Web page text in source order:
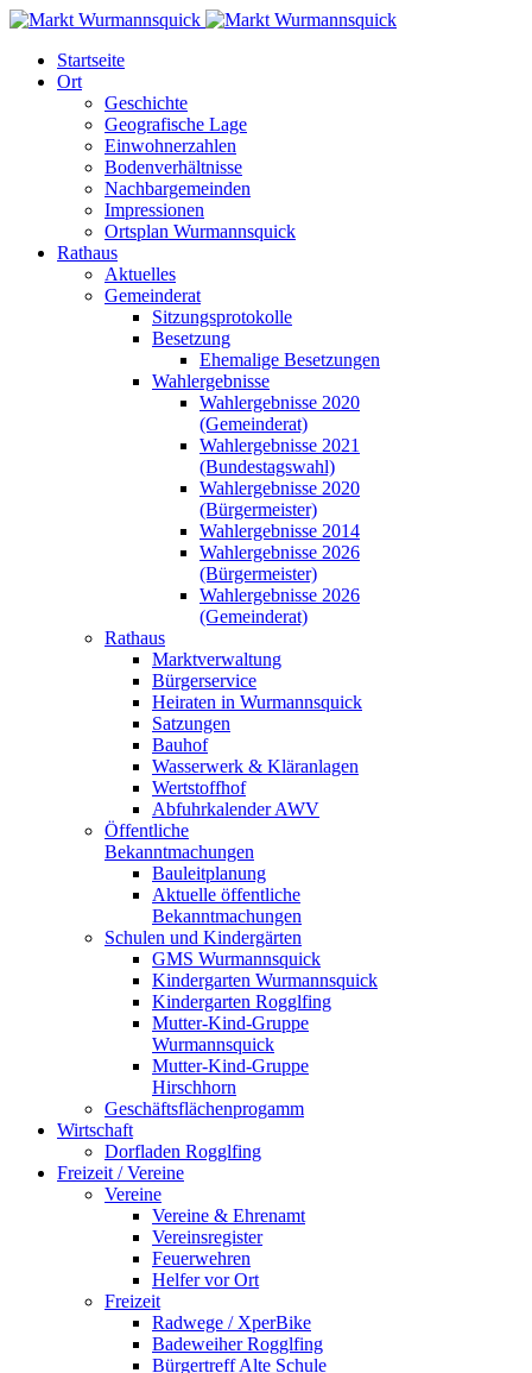
Startseite
Ort
Geschichte
Geografische Lage
Einwohnerzahlen
Bodenverhältnisse
Nachbargemeinden
Impressionen
Ortsplan Wurmannsquick
Rathaus
Aktuelles
Gemeinderat
Sitzungsprotokolle
Besetzung
Ehemalige Besetzungen
Wahlergebnisse
Wahlergebnisse 2020
(Gemeinderat)
Wahlergebnisse 2021
(Bundestagswahl)
Wahlergebnisse 2020
(Bürgermeister)
Wahlergebnisse 2014
Wahlergebnisse 2026
(Bürgermeister)
Wahlergebnisse 2026
(Gemeinderat)
Rathaus
Marktverwaltung
Bürgerservice
Heiraten in Wurmannsquick
Satzungen
Bauhof
Wasserwerk & Kläranlagen
Wertstoffhof
Abfuhrkalender AWV
Öffentliche
Bekanntmachungen
Bauleitplanung
Aktuelle öffentliche
Bekanntmachungen
Schulen und Kindergärten
GMS Wurmannsquick
Kindergarten Wurmannsquick
Kindergarten Rogglfing
Mutter-Kind-Gruppe
Wurmannsquick
Mutter-Kind-Gruppe
Hirschhorn
Geschäftsflächenprogamm
Wirtschaft
Dorfladen Rogglfing
Freizeit / Vereine
Vereine
Vereine & Ehrenamt
Vereinsregister
Feuerwehren
Helfer vor Ort
Freizeit
Radwege / XperBike
Badeweiher Rogglfing
Bürgertreff Alte Schule